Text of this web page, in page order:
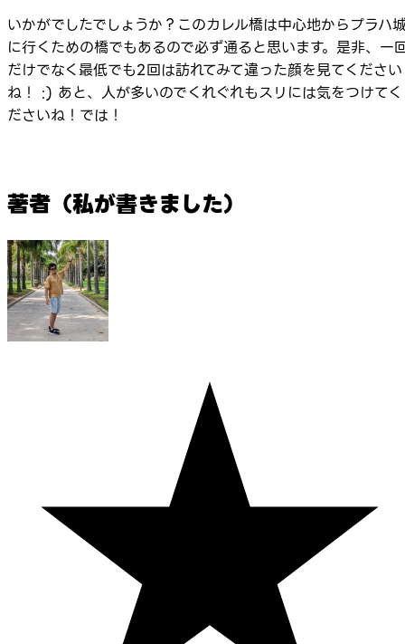
いかがでしたでしょうか？このカレル橋は中心地からプラハ
に行くための橋でもあるので必ず通ると思います。是非、一
だけでなく最低でも2回は訪れてみて違った顔を見てください
ね！ :) あと、人が多いのでくれぐれもスリには気をつけてく
ださいね！では！
著者（私が書きました）